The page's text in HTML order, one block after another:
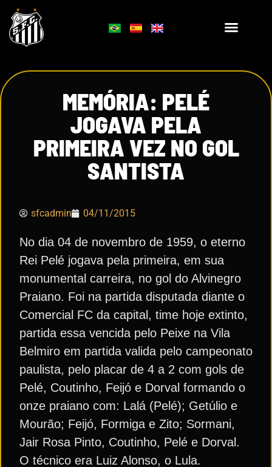
MEMÓRIA: PELÉ
JOGAVA PELA
PRIMEIRA VEZ NO GOL
SANTISTA
sfcadmin 04/11/2015
No dia 04 de novembro de 1959, o eterno
Rei Pelé jogava pela primeira, em sua
monumental carreira, no gol do Alvinegro
Praiano. Foi na partida disputada diante o
Comercial FC da capital, time hoje extinto,
partida essa vencida pelo Peixe na Vila
Belmiro em partida valida pelo campeonato
paulista, pelo placar de 4 a 2 com gols de
Pelé, Coutinho, Feijó e Dorval formando o
onze praiano com: Lalá (Pelé); Getúlio e
Mourão; Feijó, Formiga e Zito; Sormani,
Jair Rosa Pinto, Coutinho, Pelé e Dorval.
O técnico era Luiz Alonso, o Lula.